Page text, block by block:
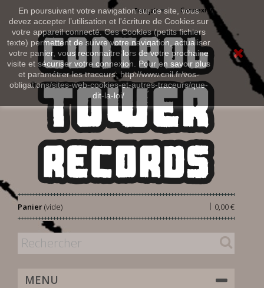
En poursuivant votre navigation sur ce site, vous
devez accepter l’utilisation et l'écriture de Cookies sur
votre appareil connecté. Ces Cookies (petits fichiers
texte) permettent de suivre votre navigation, actualiser
votre panier, vous reconnaitre lors de votre prochaine
visite et sécuriser votre connexion. Pour en savoir plus
et paramétrer les traceurs: http://www.cnil.fr/vos-
obligations/sites-web-cookies-et-autres-traceurs/que-
dit-la-loi/
Connexion
Français
Panier 0,00 €
|
(vide)
MENU